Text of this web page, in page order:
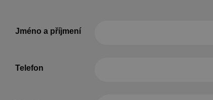
Jméno a příjmení
Telefon